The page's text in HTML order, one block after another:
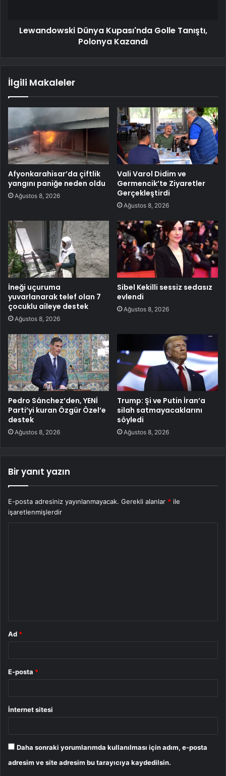
Lewandowski Dünya Kupası'nda Golle Tanıştı,
Polonya Kazandı
İlgili Makaleler
Afyonkarahisar’da çiftlik
yangını paniğe neden oldu
Ağustos 8, 2026
Vali Varol Didim ve
Germencik’te Ziyaretler
Gerçekleştirdi
Ağustos 8, 2026
İneği uçuruma
yuvarlanarak telef olan 7
çocuklu aileye destek
Ağustos 8, 2026
Sibel Kekilli sessiz sedasız
evlendi
Ağustos 8, 2026
Pedro Sánchez’den, YENİ
Parti’yi kuran Özgür Özel’e
destek
Ağustos 8, 2026
Trump: Şi ve Putin İran’a
silah satmayacaklarını
söyledi
Ağustos 8, 2026
Bir yanıt yazın
E-posta adresiniz yayınlanmayacak. Gerekli alanlar * ile
işaretlenmişlerdir
Ad *
E-posta *
İnternet sitesi
Daha sonraki yorumlarımda kullanılması için adım, e-posta
adresim ve site adresim bu tarayıcıya kaydedilsin.